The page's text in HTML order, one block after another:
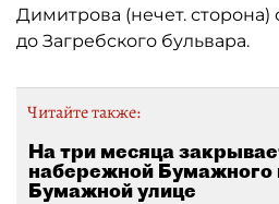
Димитрова (нечет. сторона)
до Загребского бульвара.
Читайте также:
На три месяца
набережной Бумажного
Бумажной улице